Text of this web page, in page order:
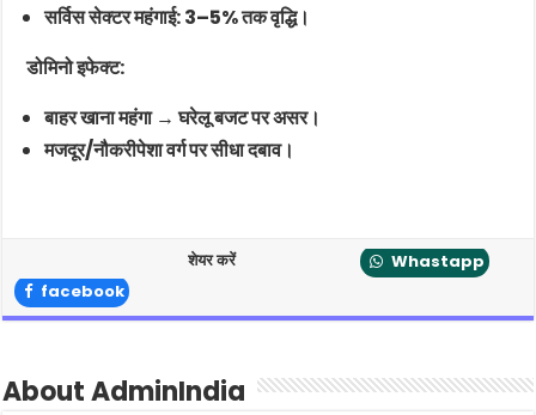
सर्विस सेक्टर महंगाई: 3–5% तक वृद्धि।
डोमिनो इफेक्ट:
बाहर खाना महंगा → घरेलू बजट पर असर।
मजदूर/नौकरीपेशा वर्ग पर सीधा दबाव।
शेयर करें
Whastapp
facebook
About AdminIndia